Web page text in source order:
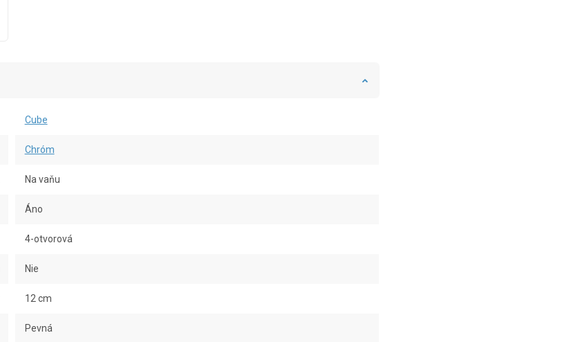
Cube
Chróm
Na vaňu
Áno
4-otvorová
Nie
12 cm
Pevná